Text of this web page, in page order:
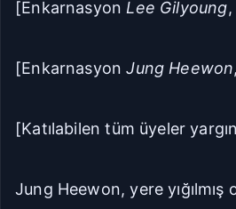
[Enkarnasyon Lee Gilyoung
[EnkarnasyonJung Heewon
[Katılabilen tüm üyeler
Jung Heewon, yere yığılmış